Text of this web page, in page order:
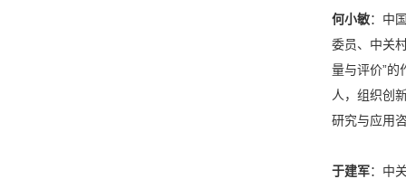
何小敏：中
委员、中关
量与评价”的
人，组织创
研究与应用
于建军：中